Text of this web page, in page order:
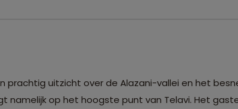
prachtig uitzicht over de Alazani-vallei en het
namelijk op het hoogste punt van Telavi. Het